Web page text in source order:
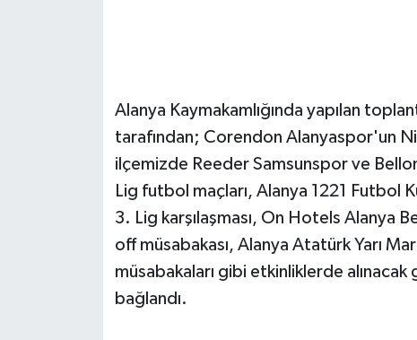
Alanya Kaymakamlığında yapılan
tarafından; Corendon Alanyaspor'un
ilçemizde Reeder Samsunspor ve
Lig futbol maçları, Alanya 1221 Futbol
3. Lig karşılaşması, On Hotels Alanya
off müsabakası, Alanya Atatürk Yarı
müsabakaları gibi etkinliklerde
bağlandı.